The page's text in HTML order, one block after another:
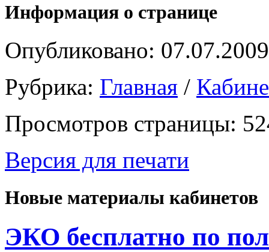
Информация о странице
Опубликовано: 07.07.2009
Рубрика: Главная /
Просмотров страницы:
Версия для печати
Новые материалы кабинетов
ЭКО бесплатно по